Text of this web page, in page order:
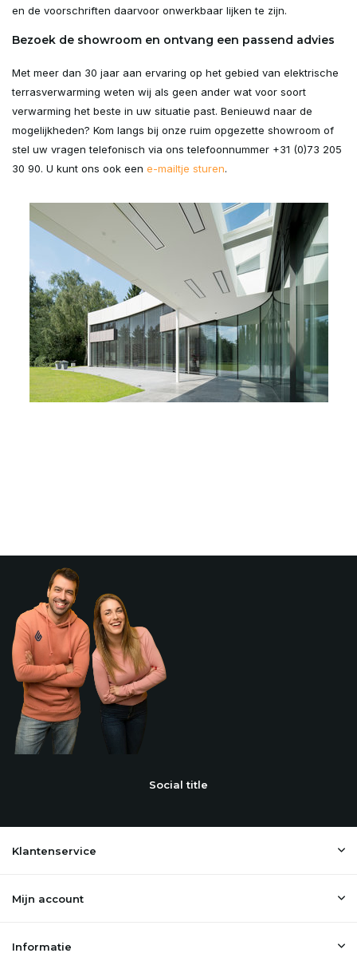
en de voorschriften daarvoor onwerkbaar lijken te zijn.
Bezoek de showroom en ontvang een passend advies
Met meer dan 30 jaar aan ervaring op het gebied van elektrische
terrasverwarming weten wij als geen ander wat voor soort
verwarming het beste in uw situatie past. Benieuwd naar de
mogelijkheden? Kom langs bij onze ruim opgezette showroom of
stel uw vragen telefonisch via ons telefoonnummer +31 (0)73 205
30 90. U kunt ons ook een e-mailtje sturen.
Social title
Klantenservice
Mijn account
Informatie